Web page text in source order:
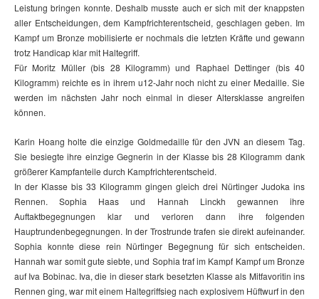
Leistung bringen konnte. Deshalb musste auch er sich mit der knappsten
aller Entscheidungen, dem Kampfrichterentscheid, geschlagen geben. Im
Kampf um Bronze mobilisierte er nochmals die letzten Kräfte und gewann
trotz Handicap klar mit Haltegriff.
Für Moritz Müller (bis 28 Kilogramm) und Raphael Dettinger (bis 40
Kilogramm) reichte es in ihrem u12-Jahr noch nicht zu einer Medaille. Sie
werden im nächsten Jahr noch einmal in dieser Altersklasse angreifen
können.
Karin Hoang holte die einzige Goldmedaille für den JVN an diesem Tag.
Sie besiegte ihre einzige Gegnerin in der Klasse bis 28 Kilogramm dank
größerer Kampfanteile durch Kampfrichterentscheid.
In der Klasse bis 33 Kilogramm gingen gleich drei Nürtinger Judoka ins
Rennen. Sophia Haas und Hannah Linckh gewannen ihre
Auftaktbegegnungen klar und verloren dann ihre folgenden
Hauptrundenbegegnungen. In der Trostrunde trafen sie direkt aufeinander.
Sophia konnte diese rein Nürtinger Begegnung für sich entscheiden.
Hannah war somit gute siebte, und Sophia traf im Kampf Kampf um Bronze
auf Iva Bobinac. Iva, die in dieser stark besetzten Klasse als Mitfavoritin ins
Rennen ging, war mit einem Haltegriffsieg nach explosivem Hüftwurf in den